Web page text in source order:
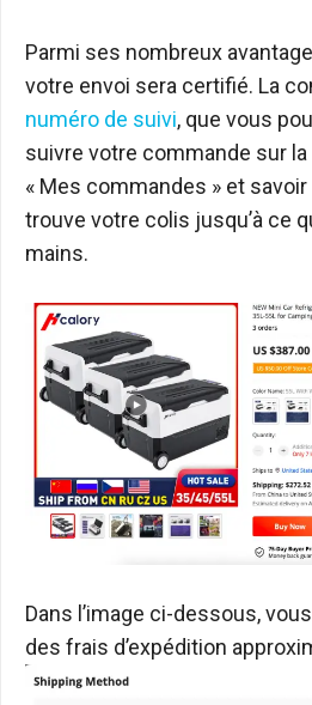
Parmi ses nombreux
votre envoi sera certifié. La
numéro de suivi, que vous
suivre votre commande sur
« Mes commandes » et
trouve votre colis jusqu’à ce
mains.
Dans l’image ci-dessous,
des frais d’expédition